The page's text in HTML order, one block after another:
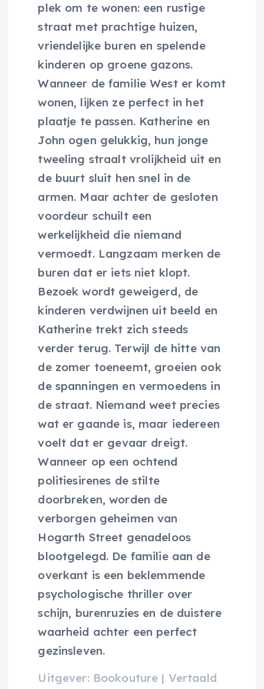
plek om te wonen: een rustige
straat met prachtige huizen,
vriendelijke buren en spelende
kinderen op groene gazons.
Wanneer de familie West er komt
wonen, lijken ze perfect in het
plaatje te passen. Katherine en
John ogen gelukkig, hun jonge
tweeling straalt vrolijkheid uit en
de buurt sluit hen snel in de
armen. Maar achter de gesloten
voordeur schuilt een
werkelijkheid die niemand
vermoedt. Langzaam merken de
buren dat er iets niet klopt.
Bezoek wordt geweigerd, de
kinderen verdwijnen uit beeld en
Katherine trekt zich steeds
verder terug. Terwijl de hitte van
de zomer toeneemt, groeien ook
de spanningen en vermoedens in
de straat. Niemand weet precies
wat er gaande is, maar iedereen
voelt dat er gevaar dreigt.
Wanneer op een ochtend
politiesirenes de stilte
doorbreken, worden de
verborgen geheimen van
Hogarth Street genadeloos
blootgelegd. De familie aan de
overkant is een beklemmende
psychologische thriller over
schijn, burenruzies en de duistere
waarheid achter een perfect
gezinsleven.
Uitgever: Bookouture | Vertaald